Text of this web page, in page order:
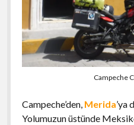
Campeche
Campeche’den, Merida’ya
Yolumuzun üstünde